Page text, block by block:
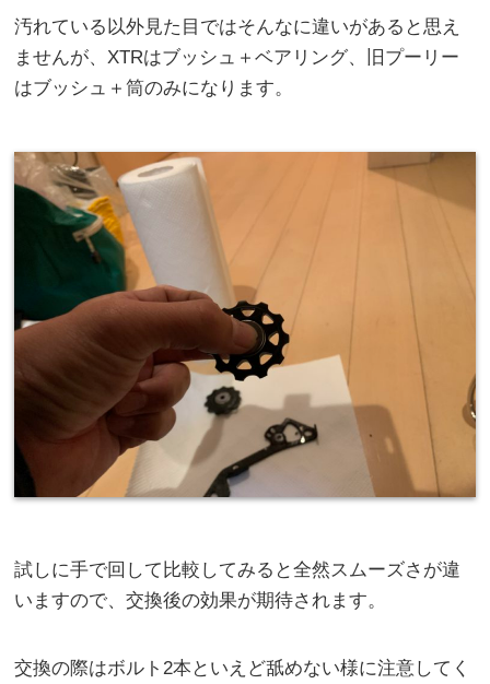
汚れている以外見た目ではそんなに違いがあると思え
ませんが、XTRはブッシュ＋ベアリング、旧プーリー
はブッシュ＋筒のみになります。
試しに手で回して比較してみると全然スムーズさが違
いますので、交換後の効果が期待されます。
交換の際はボルト2本といえど舐めない様に注意してく